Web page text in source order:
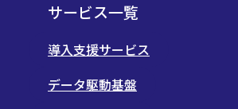
サービス一覧
導入支援サービス
データ駆動基盤